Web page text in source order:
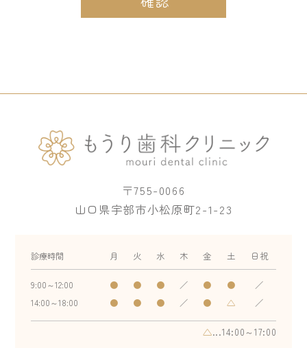
〒755-0066
山口県宇部市小松原町2-1-23
診療時間 月 火 水 木 金 土 日祝
9:00～12:00 ● ● ● ／ ● ●
／
14:00～18:00
● ● ● ／ ● △ ／
△...14:00～17:00